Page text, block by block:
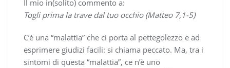
Il mio in(solito) commento a:
Togli prima la trave dal tuo occhio (Matteo 7,1-5)
C’è una “malattia” che ci porta al pettegolezzo e ad
esprimere giudizi facili: si chiama peccato. Ma, tra i
sintomi di questa “malattia”, ce n’è uno